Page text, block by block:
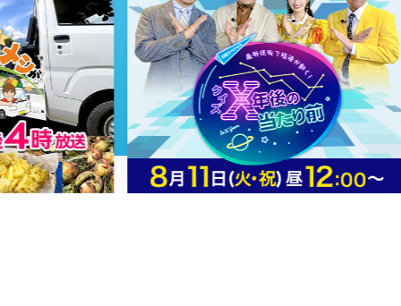
2026年01月17日 放送
1月17日【札幌 噂の新店ラーメ
ン】
2026年01月10日 放送
1月10日【新春９０分拡大版！開
運・温泉・ウマい旅】